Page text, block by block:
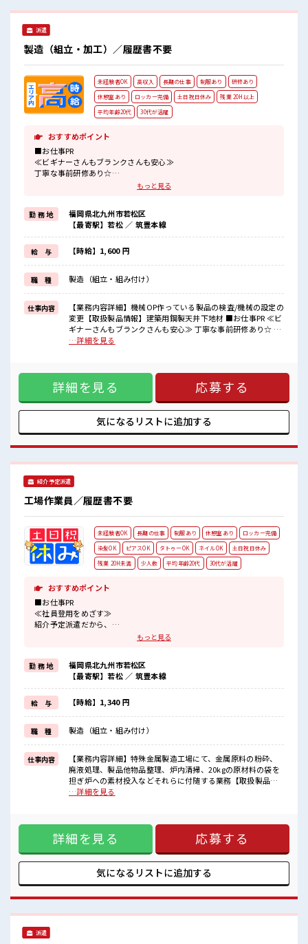
の寮のお仕事≫ 職場の仲間も一緒に住込みなので、 仕事の悩
≪動きやすい制服アリ≫ 制服があるので、 毎日の服装の悩み
解消♪ ≪未経験OKの仕事≫ 新しいことにチャレンジするの
は不安だけど、 しっかり働く環境が整っています！ イチから
スキルUP・ステップUP目指していきましょう！ ≪自分に合
った期間で働ける≫ 福利厚生が整った派遣のお仕事です！ ■
職場の雰囲気 少人数の職場だから一緒に働く仲間との距離も
グッと近い！ 仕事の合間の息抜きは休憩室で♪ ロッカーあ
り！ 安心してお仕事に集中♪ 残業がしっかりあるお仕事！
派遣
製造（組立・加工）／履歴書不要
未経験者OK 高収入 長期の仕事 制服あり
研修あり
休憩室あり
ロッカー完備 土日祝日休み
残業 20H以上
平均年齢20代
30代が活躍
おすすめポイント
■お仕事PR
≪ビギナーさんもブランクさんも安心≫
丁寧な事前研修あり☆
残業は月20時間以上あります♪
≪週休2日制≫
週末は家族や友人と一緒にプライベート満喫！
≪動きやすい制服アリ≫
制服があるので、
毎日の服装の悩み解消♪
≪未経験の方も大カンゲイ≫
新しいことにチャレンジするのは不安だけど、
しっかり働く環境が整っています！
イチからスキルUP・ステップUP目指していきましょう！
■職場の雰囲気
20代が多数活躍中！
仕事の合間の息抜きは休憩室で♪
ロッカーあり！
安心してお仕事に集中♪
もっと見る
勤 務 地
福岡県北九州市若松区
【最寄駅】若松 ／ 筑豊本線
給 与 【時給】1,600 円
職 種 製造（組立・組み付け）
仕事内容
【業務内容詳細】機械OP作っている製品の検査/機械の設定の
変更【取扱製品情報】建築用鋼製天井下地材 ■お仕事PR ≪ビ
ギナーさんもブランクさんも安心≫ 丁寧な事前研修あり☆ ≪
残業で収入アップ≫ 高収入を希望される方にオススメ。 残業
あるので、 毎日の服装の悩み解消♪ ≪未経験の方も大カンゲ
イ≫ 新しいことにチャレンジするのは不安だけど、 しっかり
働く環境が整っています！ イチからスキルUP・ステップUP
目指していきましょう！ ■職場の雰囲気 20代が多数活躍中！
社会人経験が浅くてもOK！ ここから経験積んでいきましょ！
仕事の合間の息抜きは休憩室で♪ ロッカーあり！ 安心してお
…詳細を見る
詳細を見る 応募する
気になるリストに追加する
紹介予定派遣
工場作業員／履歴書不要
未経験者OK 長期の仕事 制服あり 休憩室あり
ロッカー完備
染髪OK
ピアスOK タトゥーOK ネイルOK
土日祝日休み
残業 20H未満
少人数 平均年齢20代 30代が活躍
おすすめポイント
■お仕事PR
≪社員登用をめざす≫
紹介予定派遣だから、
自分に職場が合うかお試しできるのがポイント☆
残業は月20時間未満で、
ほどよく稼げます♪
≪週休2日制≫
週末は家族や友人と一緒にプライベート満喫！
≪髪型自由≫
基本的に髪色自由で明るすぎたり奇抜でなければOKです！
(規定有)≪動きやすい制服アリ≫
制服があるので、
毎日の服装の悩み解消♪
■職場の雰囲気
一緒に働く仲間ともなじみやすい少人数の職場☆
明るすぎたり奇抜過ぎなければヘアカラーOK！
もっと見る
勤 務 地
福岡県北九州市若松区
【最寄駅】若松 ／ 筑豊本線
給 与 【時給】1,340 円
職 種 製造（組立・組み付け）
仕事内容
【業務内容詳細】特殊金属製造工場にて、金属原料の粉砕、
廃液処理、製品他物品整理、炉内清掃、20kgの原材料の袋を
担ぎ炉への素材投入などそれらに付随する業務【取扱製品情
報】特殊金属 ■お仕事PR ≪社員登用をめざす≫ 紹介予定派遣
ほどよく稼げます♪ ≪週休2日制≫ 週末は家族や友人と一緒
にプライベート満喫！ ≪髪型自由≫ 基本的に髪色自由で明る
すぎたり奇抜でなければOKです！ (規定有)≪動きやすい制服
アリ≫ 制服があるので、 毎日の服装の悩み解消♪ ■職場の雰
囲気 一緒に働く仲間ともなじみやすい少人数の職場☆ 明るす
ぎたり奇抜過ぎなければヘアカラーOK！ ≪20代の方が多数
…詳細を見る
詳細を見る 応募する
気になるリストに追加する
派遣